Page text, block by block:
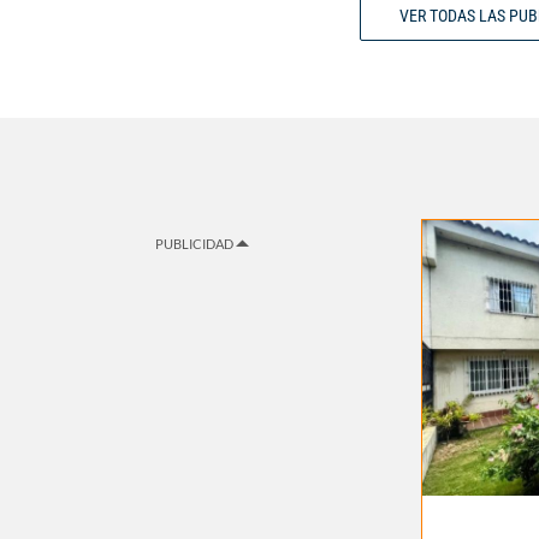
VER TODAS LAS
PUBLICIDAD